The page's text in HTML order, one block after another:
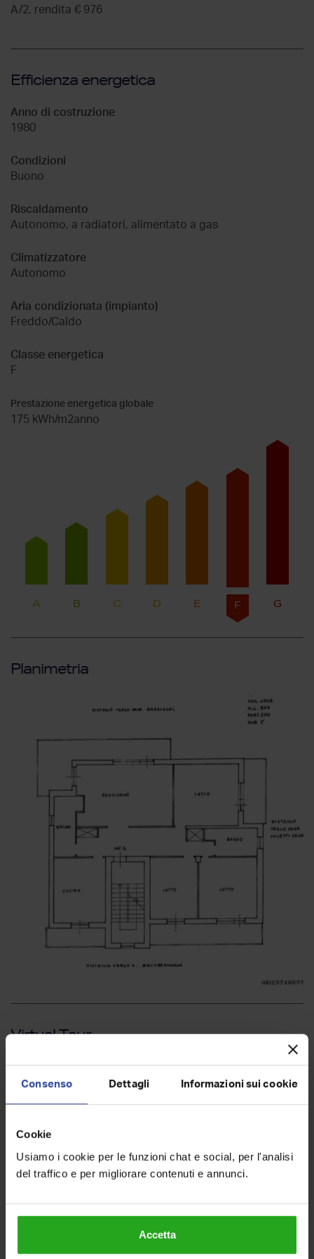
Consenso Dettagli Informazioni sui cookie
Cookie
Usiamo i cookie per le funzioni chat e social, per l'analisi
del traffico e per migliorare contenuti e annunci.
Accetta
A/2, rendita € 976
Efficienza energetica
Anno di costruzione
1980
Condizioni
Buono
Riscaldamento
Autonomo, a radiatori, alimentato a gas
Climatizzatore
Autonomo
Aria condizionata (impianto)
Freddo/Caldo
Classe energetica
F
Prestazione energetica globale
175 kWh/m2anno
A B C D E F G
Planimetria
Virtual Tour